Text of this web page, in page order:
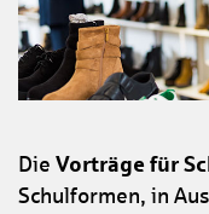
Die Vorträge für
Schulformen, in